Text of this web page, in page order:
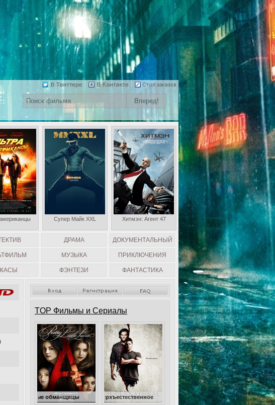
TOP Фильмы и Сериалы
обманщицы Сверхъестественное
ДРАМА ДОКУМЕНТАЛЬНЫЙ
МУЗЫКА ПРИКЛЮЧЕНИЯ
ФЭНТЕЗИ ФАНТАСТИКА
Супер Майк XXL Хитмэн: Агент 47